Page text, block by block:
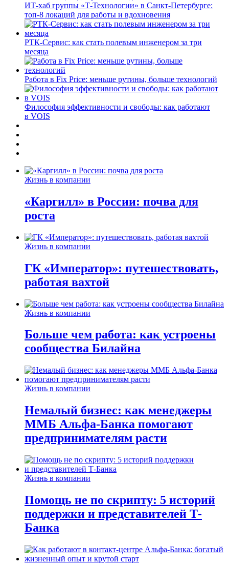
ИТ-хаб группы «Т-Технологии» в Санкт-Петербурге:
топ-8 локаций для работы и вдохновения
РТК-Сервис: как стать полевым инженером за три
месяца
Работа в Fix Price: меньше рутины, больше технологий
Философия эффективности и свободы: как работают
в VOIS
Жизнь в компании
«Каргилл» в России: почва для
роста
Жизнь в компании
ГК «Император»: путешествовать,
работая вахтой
Жизнь в компании
Больше чем работа: как устроены
сообщества Билайна
Жизнь в компании
Немалый бизнес: как менеджеры
ММБ Альфа-Банка помогают
предпринимателям расти
Жизнь в компании
Помощь не по скрипту: 5 историй
поддержки и представителей Т-
Банка